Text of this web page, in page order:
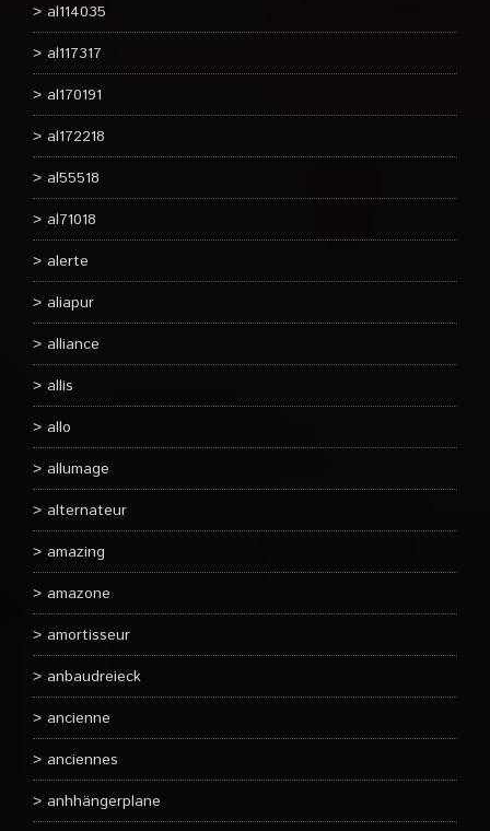
al114035
al117317
al170191
al172218
al55518
al71018
alerte
aliapur
alliance
allis
allo
allumage
alternateur
amazing
amazone
amortisseur
anbaudreieck
ancienne
anciennes
anhhängerplane